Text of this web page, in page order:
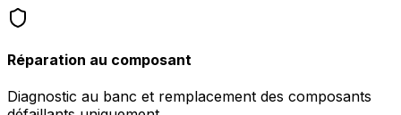
Réparation au composant
Diagnostic au banc et remplacement des composants